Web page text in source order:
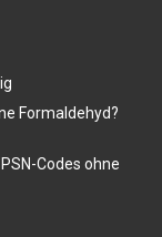
Formaldehyd?
Codes ohne